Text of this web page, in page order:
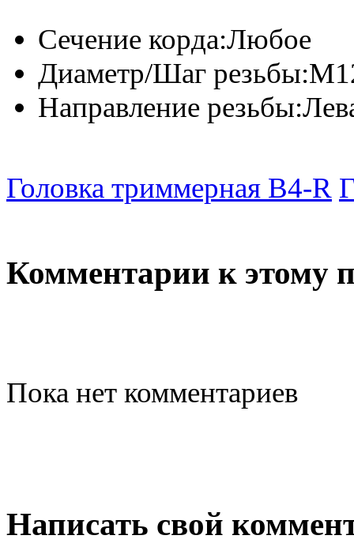
Сечение корда:Любое
Диаметр/Шаг резьбы:
Направление резьбы:
Головка триммерная B4-R
Комментарии к этому
Пока нет комментариев
Написать свой